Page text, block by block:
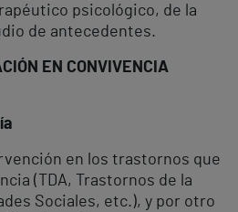
psicológico, de la
de antecedentes.
EN CONVIVENCIA
en los trastornos que
(TDA, Trastornos de la
Sociales, etc.), y por otro